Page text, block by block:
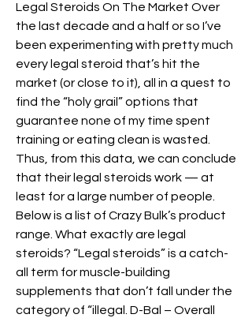
Legal Steroids On The Market Over
the last decade and a half or so I’ve
been experimenting with pretty much
every legal steroid that’s hit the
market (or close to it), all in a quest to
find the “holy grail” options that
guarantee none of my time spent
training or eating clean is wasted.
Thus, from this data, we can conclude
that their legal steroids work — at
least for a large number of people.
Below is a list of Crazy Bulk’s product
range. What exactly are legal
steroids? “Legal steroids” is a catch-
all term for muscle-building
supplements that don’t fall under the
category of “illegal. D-Bal – Overall